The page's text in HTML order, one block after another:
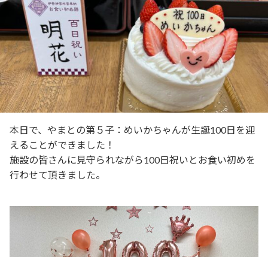
本日で、やまとの第５子：めいかちゃんが生誕100日を迎
えることができました！
施設の皆さんに見守られながら100日祝いとお食い初めを
行わせて頂きました。